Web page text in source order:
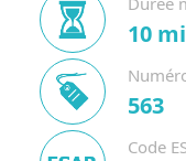
10
563
Code